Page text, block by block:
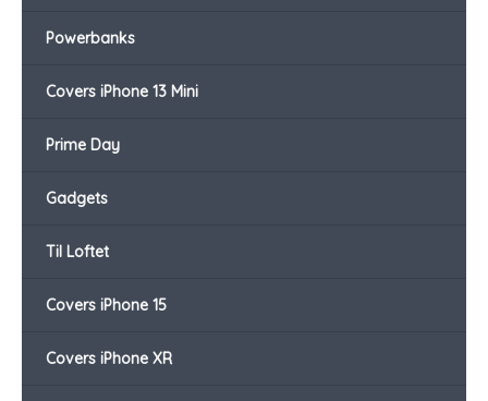
Powerbanks
Covers iPhone 13 Mini
Prime Day
Gadgets
Til Loftet
Covers iPhone 15
Covers iPhone XR